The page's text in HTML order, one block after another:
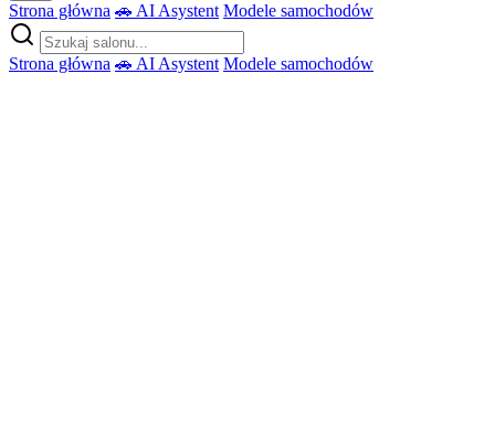
Strona główna 🚗 AI Asystent Modele samochodów
Strona główna 🚗 AI Asystent Modele samochodów